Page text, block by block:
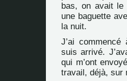
bas, on avait le
une baguette
la nuit.
J’ai
suis arrivé.
qui m’ont
travail, déjà, sur